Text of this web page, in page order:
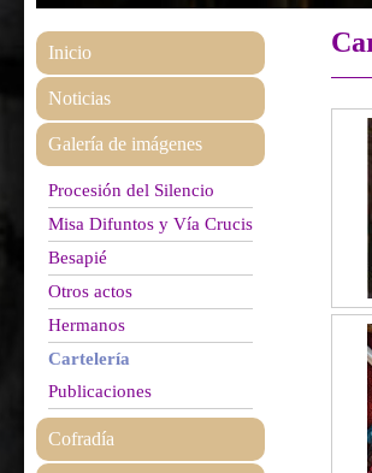
Inicio
Noticias
Galería de imágenes
Procesión del Silencio
Misa Difuntos y Vía Crucis
Besapié
Otros actos
Hermanos
Cartelería
Publicaciones
Cofradía